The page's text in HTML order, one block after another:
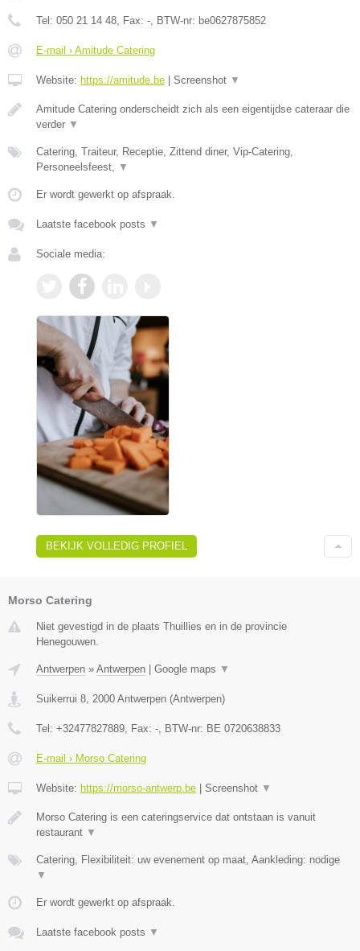
Tel: 050 21 14 48 , Fax: - , BTW-nr: be0627875852
E-mail › Amitude Catering
Website: https://amitude.be | Screenshot ▼
Amitude Catering onderscheidt zich als een eigentijdse cateraar die
verder ▼
Catering, Traiteur, Receptie, Zittend diner, Vip-Catering,
Personeelsfeest,
▼
Er wordt gewerkt op afspraak.
Laatste facebook posts ▼
Sociale media:
BEKIJK VOLLEDIG PROFIEL
Morso Catering
Niet gevestigd in de plaats Thuillies en in de provincie
Henegouwen.
Antwerpen » Antwerpen | Google maps ▼
Suikerrui 8 2000 Antwerpen (Antwerpen)
Tel: +32477827889 , Fax: - , BTW-nr: BE 0720638833
E-mail › Morso Catering
Website: https://morso-antwerp.be | Screenshot ▼
Morso Catering is een cateringservice dat ontstaan is vanuit
restaurant ▼
Catering, Flexibiliteit: uw evenement op maat, Aankleding: nodige
▼
Er wordt gewerkt op afspraak.
Laatste facebook posts ▼